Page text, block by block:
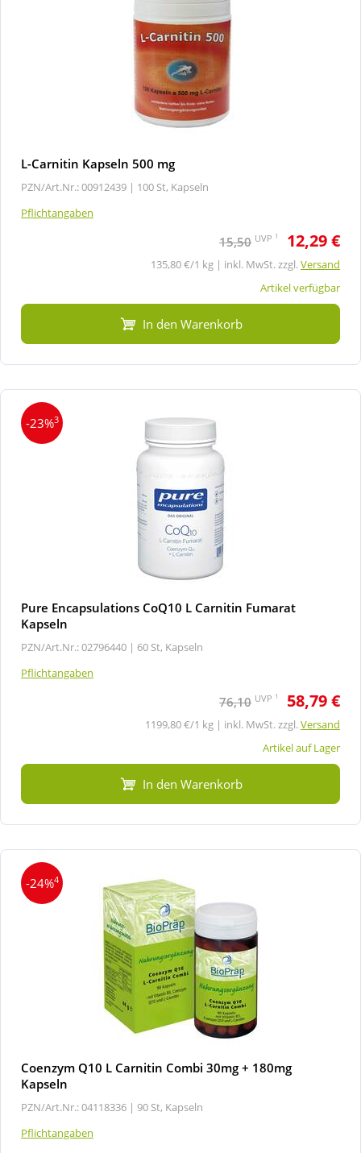
L-Carnitin Kapseln 500 mg
PZN/Art.Nr.: 00912439 | 100 St, Kapseln
Pflichtangaben
15,50 UVP 1 12,29 €
135,80 €/1 kg | inkl. MwSt. zzgl.Versand
Artikel verfügbar
In den Warenkorb
-23%3
Pure Encapsulations CoQ10 L Carnitin Fumarat
Kapseln
PZN/Art.Nr.: 02796440 | 60 St, Kapseln
Pflichtangaben
76,10 UVP 1 58,79 €
1199,80 €/1 kg | inkl. MwSt. zzgl.Versand
Artikel auf Lager
In den Warenkorb
-24%4
Coenzym Q10 L Carnitin Combi 30mg + 180mg
Kapseln
PZN/Art.Nr.: 04118336 | 90 St, Kapseln
Pflichtangaben